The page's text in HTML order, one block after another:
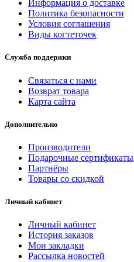
Информация о доставке
Политика безопасности
Условия соглашения
Виды когтеточек
Служба поддержки
Связаться с нами
Возврат товара
Карта сайта
Дополнительно
Производители
Подарочные сертификаты
Партнёры
Товары со скидкой
Личный кабинет
Личный кабинет
История заказов
Мои закладки
Рассылка новостей